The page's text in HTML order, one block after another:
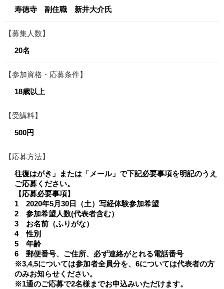
寿徳寺 副住職 新井大介氏
募集人数
20名
参加資格・応募条件
18歳以上
受講料
500円
応募方法
往復はがき」または「メール」で下記必要事項を明記のうえ
ご応募ください。
【応募必要事項】
1 2020年5月30日（土）写経体験参加希望
2 参加希望人数(代表者含む）
3 お名前（ふりがな）
4 性別
5 年齢
6 郵便番号、ご住所、必ず連絡がとれる電話番号
※3,4,5については参加者全員分を、6については代表者の方
のみお知らせください。
※1通のご応募で2名様までお申込みいただけます。